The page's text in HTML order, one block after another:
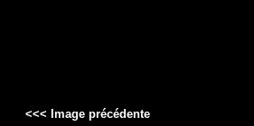
<<< Image précédente